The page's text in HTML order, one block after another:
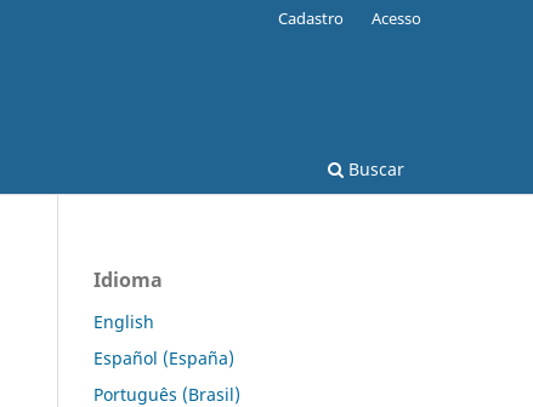
Buscar
Cadastro Acesso
Idioma
English
Español (España)
Português (Brasil)